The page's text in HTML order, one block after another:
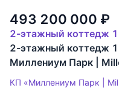
493 200 000 ₽
2-этажный коттедж 1
2-этажный коттедж
Миллениум Парк |
КП «Миллениум Парк |